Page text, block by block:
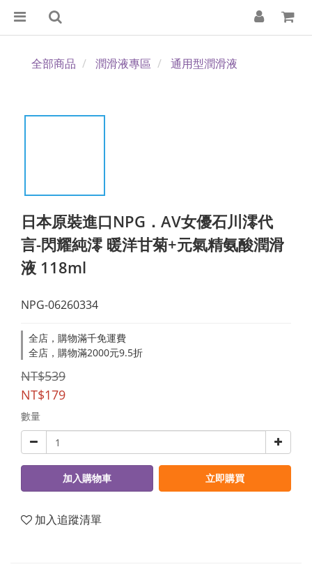
全部商品 潤滑液專區 通用型潤滑液
日本原裝進口NPG．AV女優石川澪代
言-閃耀純澪 暖洋甘菊+元氣精氨酸潤滑
液 118ml
NPG-06260334
全店，購物滿千免運費
全店，購物滿2000元9.5折
NT$539
NT$179
數量
加入購物車 立即購買
加入追蹤清單